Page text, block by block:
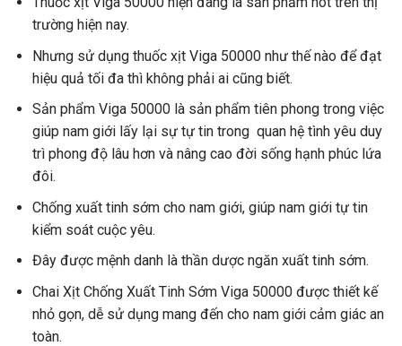
trường hiện nay.
Nhưng sử dụng thuốc xịt Viga 50000 như thế nào để đạt
hiệu quả tối đa thì không phải ai cũng biết.
Sản phẩm Viga 50000 là sản phẩm tiên phong trong việc
giúp nam giới lấy lại sự tự tin trong quan hệ tình yêu duy
trì phong độ lâu hơn và nâng cao đời sống hạnh phúc lứa
đôi.
Chống xuất tinh sớm cho nam giới, giúp nam giới tự tin
kiểm soát cuộc yêu.
Đây được mệnh danh là thần dược ngăn xuất tinh sớm.
Chai Xịt Chống Xuất Tinh Sớm Viga 50000 được thiết kế
nhỏ gọn, dễ sử dụng mang đến cho nam giới cảm giác an
toàn.